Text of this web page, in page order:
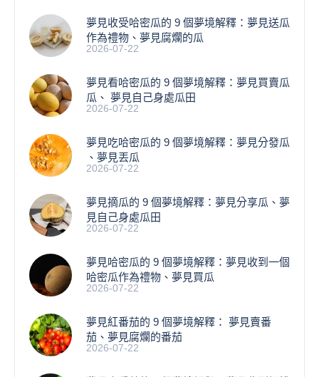
夢見收受哈密瓜的 9 個夢境解釋：夢見送瓜
作為禮物、夢見腐爛的瓜
2026-07-22
夢見看哈密瓜的 9 個夢境解釋：夢見買賣瓜
瓜、 夢見自己身處瓜田
2026-07-22
夢見吃哈密瓜的 9 個夢境解釋：夢見分發瓜
、夢見丟瓜
2026-07-22
夢見摘瓜的 9 個夢境解釋：夢見分享瓜、夢
見自己身處瓜田
2026-07-22
夢見哈密瓜的 9 個夢境解釋：夢見收到一個
哈密瓜作為禮物、夢見買瓜
2026-07-22
夢見紅番茄的 9 個夢境解釋： 夢見賣番
茄、夢見腐爛的番茄
2026-07-22